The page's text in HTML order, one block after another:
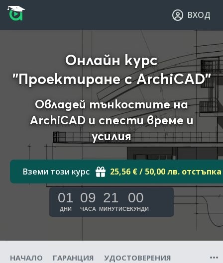
Прескочи към основното съдържание
Прескочи към навигацията
ВХОД
Онлайн курс
"Проектиране с ArchiCAD"
Овладей тънкостите на
ArchiCAD и спести време и
усилия
Вземи този курс 25,56 € / 50,00 лв. отстъпка
01
ДНИ
09
ЧАСА
20
МИНУТИ
59
СЕКУНДИ
НАЧАЛО ГАРАНЦИЯ УДОСТОВЕРЕНИЯ